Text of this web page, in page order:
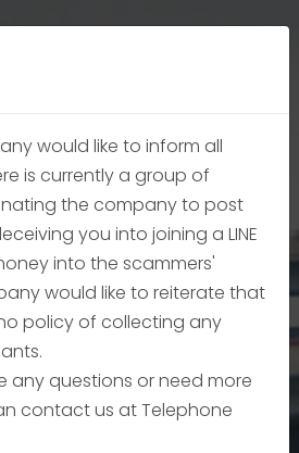
the leading
provider
business
like to inform all
is currently a group of
the company to post
you into joining a LINE
into the scammers'
would like to reiterate that
policy of collecting any
questions or need more
contact us at Telephone